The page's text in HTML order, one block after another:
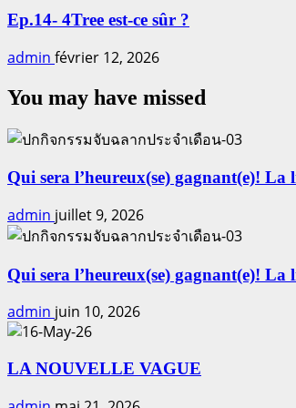
Ep.14- 4Tree est-ce sûr ?
admin février 12, 2026
You may have missed
Qui sera l’heureux(se) gagnant(e)!
admin juillet 9, 2026
Qui sera l’heureux(se) gagnant(e)!
admin juin 10, 2026
LA NOUVELLE VAGUE